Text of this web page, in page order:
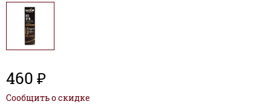
460 ₽
Сообщить о скидке